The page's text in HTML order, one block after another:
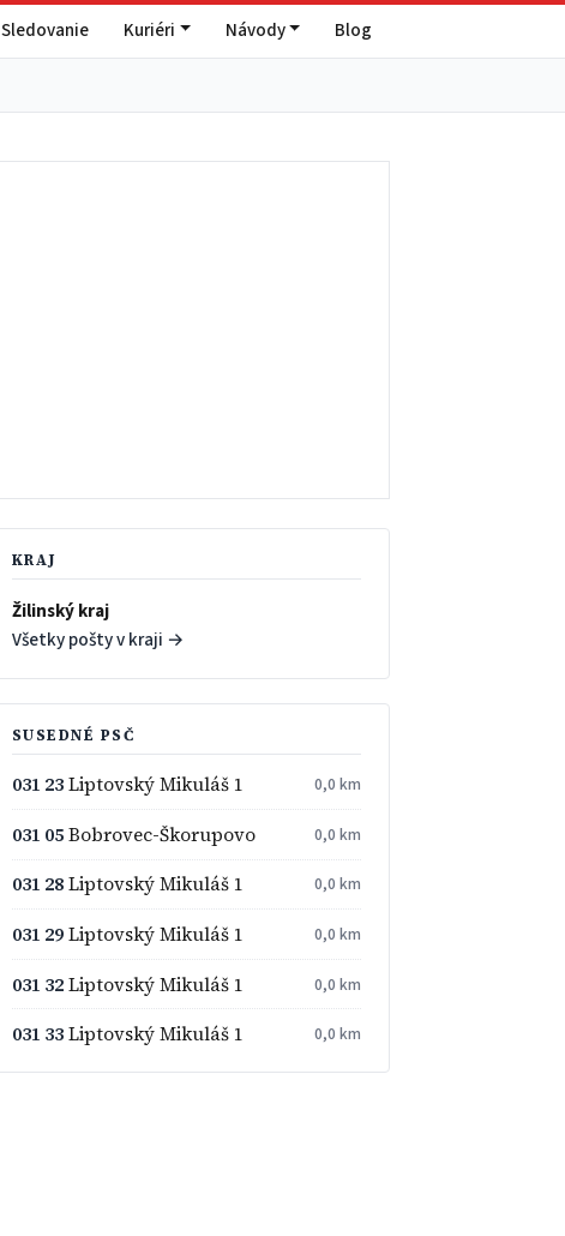
Sledovanie Kuriéri Návody Blog
KRAJ
Žilinský kraj
Všetky pošty v kraji →
SUSEDNÉ PSČ
031 23Liptovský Mikuláš 1 0,0 km
031 05Bobrovec-Škorupovo 0,0 km
031 28Liptovský Mikuláš 1 0,0 km
031 29Liptovský Mikuláš 1 0,0 km
031 32Liptovský Mikuláš 1 0,0 km
031 33Liptovský Mikuláš 1 0,0 km